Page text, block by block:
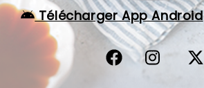
Télécharger App Android